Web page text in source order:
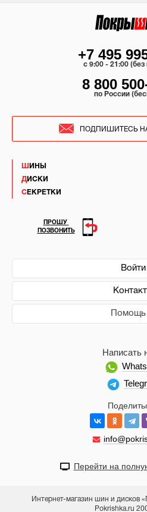
ШИНЫ
ДИСКИ
СЕКРЕТКИ
Войти
Помощь
Написать
+7 495
c 9:00 - 21:00
8 800
по России
ПОДПИШИТЕСЬ
ПРОШУ
ПОЗВОНИТЬ
Перейти на
Интернет-магазин шин и дисков
Pokrishka.ru